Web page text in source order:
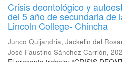
Crisis deontológico y
del 5 año de secundaria de
Lincoln College- Chincha
Junco Quijandria, Jackelin del
José Faustino Sánchez Carrión,